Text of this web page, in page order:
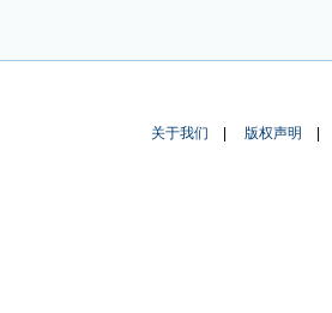
关于我们 版权声明